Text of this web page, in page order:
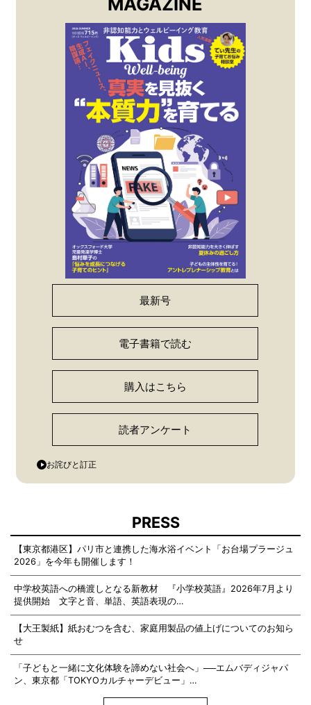
最新号
電子書籍で読む
購入はこちら
読者アンケート
お詫びと訂正
PRESS
【東京都港区】パリ市と連携した海水浴イベント「お台場プラージュ
2026」を今年も開催します！
中学校英語への橋渡しとなる新教材 『小学校英語』2026年7月より
提供開始 文字と音、単語、英語表現の…
【大王製紙】紙おむつを含む、家庭用製品の値上げについてのお知ら
せ
「子どもと一緒に文化体験を諦めない社会へ」──エムバディジャパ
ン、東京都「TOKYOカルチャーデビュー」…